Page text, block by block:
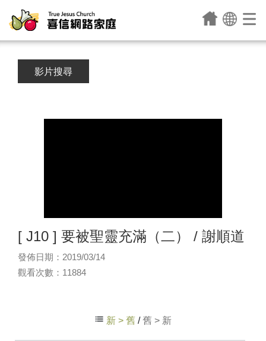
影片搜尋
[ J10 ] 要被聖靈充滿（二） / 謝順道
發佈日期：2019/03/14
觀看次數：11884
新 > 舊 /舊 > 新